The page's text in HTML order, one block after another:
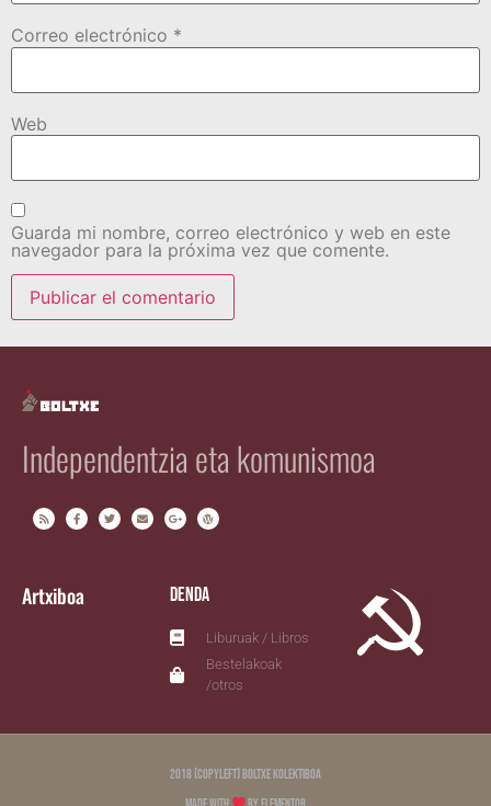
Correo electrónico *
Web
Guarda mi nombre, correo electrónico y web en este
navegador para la próxima vez que comente.
Independentzia eta komunismoa
Artxiboa Denda
Liburuak / Libros
Bestelakoak
/otros
2018 (copyleft) Boltxe Kolektiboa